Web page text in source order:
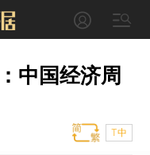
中国经济周
T中